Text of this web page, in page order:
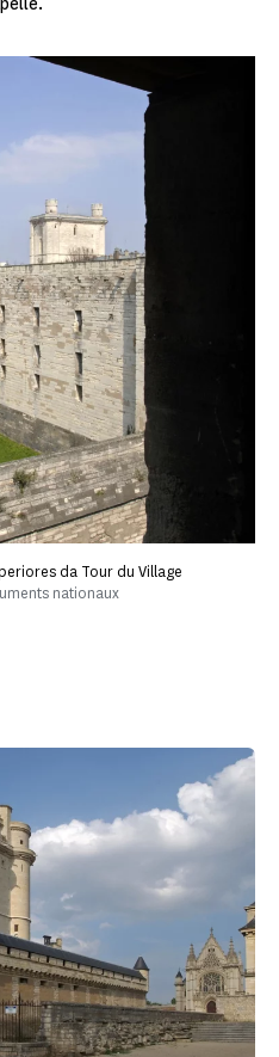
da Tour du Village
nationaux